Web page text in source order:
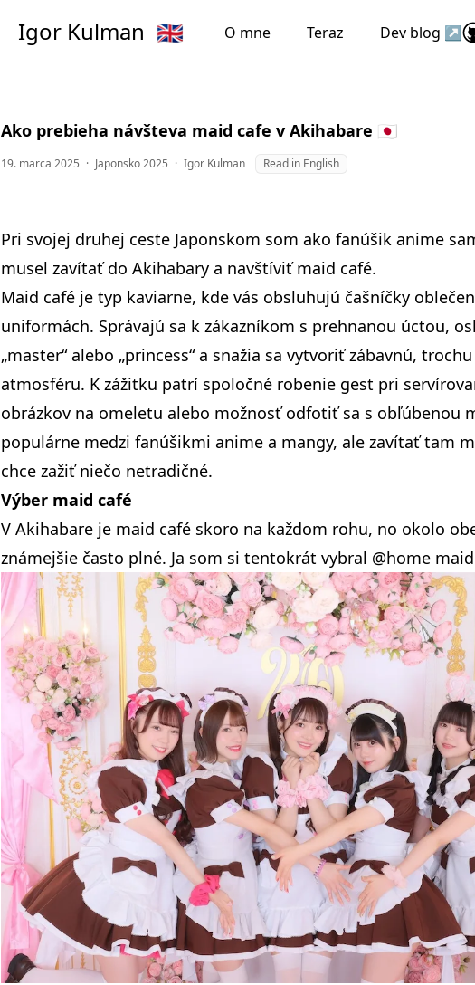
Igor Kulman 🇬🇧 O mne Teraz Dev blog ↗
Ako prebieha návšteva maid cafe v Akihabare 🇯🇵
19. marca 2025 · Japonsko 2025 · Igor Kulman Read in English
Pri svojej druhej ceste Japonskom som ako fanúšik anime
musel zavítať do Akihabary a navštíviť maid café.
Maid café je typ kaviarne, kde vás obsluhujú čašníčky
uniformách. Správajú sa k zákazníkom s prehnanou úctou,
„master“ alebo „princess“ a snažia sa vytvoriť zábavnú,
atmosféru. K zážitku patrí spoločné robenie gest pri
obrázkov na omeletu alebo možnosť odfotiť sa s obľúbenou
populárne medzi fanúšikmi anime a mangy, ale zavítať tam
chce zažiť niečo netradičné.
Výber maid café
V Akihabare je maid café skoro na každom rohu, no okolo
známejšie často plné. Ja som si tentokrát vybral @home